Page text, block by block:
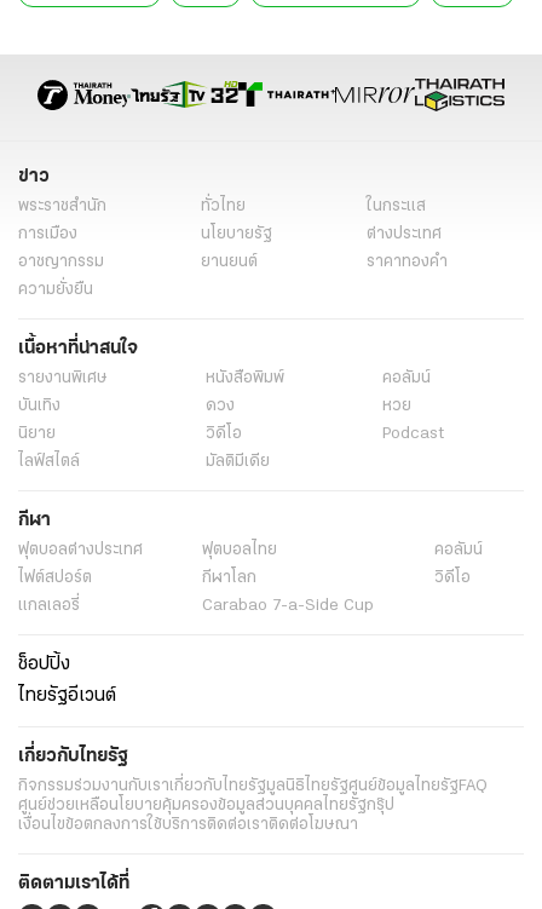
ข่าว
พระราชสำนัก ทั่วไทย
ในกระแส
การเมือง
นโยบายรัฐ
ต่างประเทศ
อาชญากรรม
ยานยนต์
ราคาทองคำ
ความยั่งยืน
เนื้อหาที่น่าสนใจ
รายงานพิเศษ หนังสือพิมพ์
คอลัมน์
บันเทิง
ดวง
หวย
นิยาย
วิดีโอ
Podcast
ไลฟ์สไตล์
มัลติมีเดีย
กีฬา
ฟุตบอลต่่างประเทศ ฟุตบอลไทย
คอลัมน์
ไฟต์สปอร์ต
กีฬาโลก
วิดีโอ
แกลเลอรี่
Carabao 7-a-Side Cup
ช็อปปิ้ง
ไทยรัฐอีเวนต์
เกี่ยวกับไทยรัฐ
กิจกรรมร่วมงานกับเราเกี่ยวกับไทยรัฐมูลนิธิไทยรัฐศูนย์ข้อมูลไทยรัฐFAQ
ศูนย์ช่วยเหลือนโยบายคุ้มครองข้อมูลส่วนบุคคลไทยรัฐกรุ๊ป
เงื่อนไขข้อตกลงการใช้บริการติดต่อเราติดต่อโฆษณา
ติดตามเราได้ที่